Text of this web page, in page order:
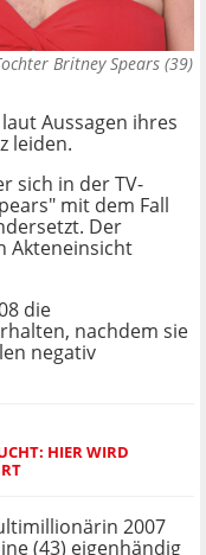
Britney Spears (39)
Aussagen ihres
leiden.
sich in der TV-
mit dem Fall
Der
Akteneinsicht
die
nachdem sie
negativ
HIER WIRD
2007
(43) eigenhändig